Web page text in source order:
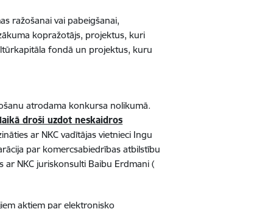
ražošanai vai pabeigšanai,
kopražotājs, projektus, kuri
fondā un projektus, kuru
atrodama konkursa nolikumā.
droši uzdot neskaidros
ar NKC vadītājas vietnieci Ingu
par komercsabiedrības atbilstību
ar NKC juriskonsulti Baibu Erdmani (
aktiem par elektronisko